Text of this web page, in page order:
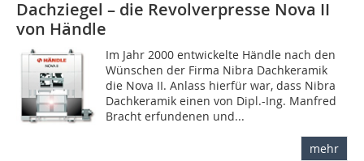
Dachziegel – die Revolverpresse Nova II
von Händle
Im Jahr 2000 entwickelte Händle nach den
Wünschen der Firma Nibra Dachkeramik
die Nova II. Anlass hierfür war, dass Nibra
Dachkeramik einen von Dipl.-Ing. Manfred
Bracht erfundenen und...
mehr